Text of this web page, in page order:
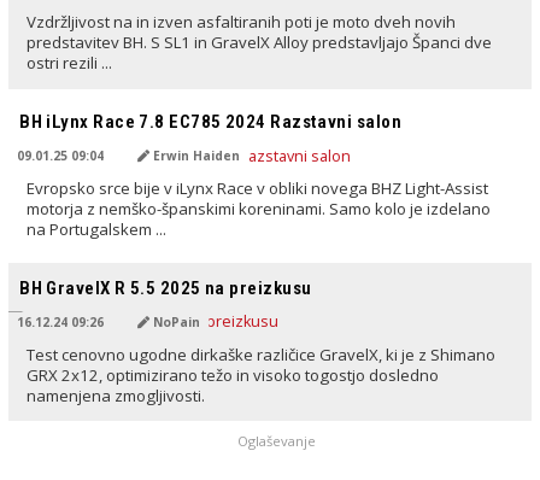
Vzdržljivost na in izven asfaltiranih poti je moto dveh novih
predstavitev BH. S SL1 in GravelX Alloy predstavljajo Španci dve
ostri rezili ...
BH iLynx Race 7.8 EC785 2024 Razstavni salon
09.01.25 09:04 Erwin Haiden
Evropsko srce bije v iLynx Race v obliki novega BHZ Light-Assist
motorja z nemško-španskimi koreninami. Samo kolo je izdelano
na Portugalskem ...
BH GravelX R 5.5 2025 na preizkusu
16.12.24 09:26 NoPain
Test cenovno ugodne dirkaške različice GravelX, ki je z Shimano
GRX 2x12, optimizirano težo in visoko togostjo dosledno
namenjena zmogljivosti.
Oglaševanje